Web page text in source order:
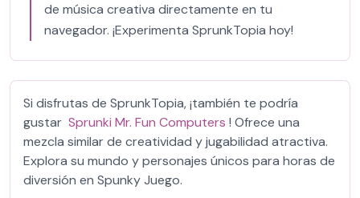
de música creativa directamente en tu
navegador. ¡Experimenta SprunkTopia hoy!
Si disfrutas de SprunkTopia, ¡también te podría
gustar Sprunki Mr. Fun Computers ! Ofrece una
mezcla similar de creatividad y jugabilidad atractiva.
Explora su mundo y personajes únicos para horas de
diversión en Spunky Juego.